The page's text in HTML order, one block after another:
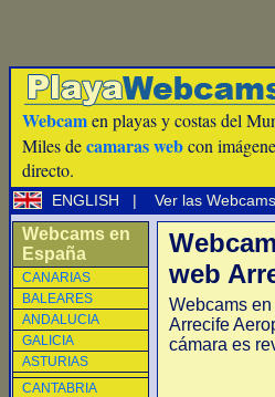
Webcamen playas y costas del
Miles decamaras webcon
directo.
ENGLISH | Ver las
Webcams en
España
CANARIAS
BALEARES
ANDALUCIA
GALICIA
ASTURIAS
CANTABRIA
web
Webcams
Arrecife
cámara es